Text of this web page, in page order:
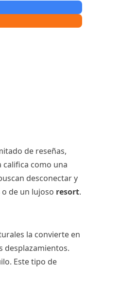
de reseñas,
califica como una
desconectar y
o de un lujoso resort.
la convierte en
desplazamientos.
Este tipo de